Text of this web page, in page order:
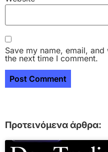
Save my name, email,
the next time I comment.
Προτεινόμενα άρθρα: